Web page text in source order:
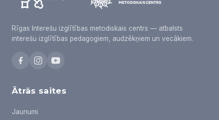
Rīgas Interešu izglītības metodiskais centrs — atbalsts
interešu izglītības pedagogiem, audzēkņiem un vecākiem.
Ātrās saites
Jaunumi